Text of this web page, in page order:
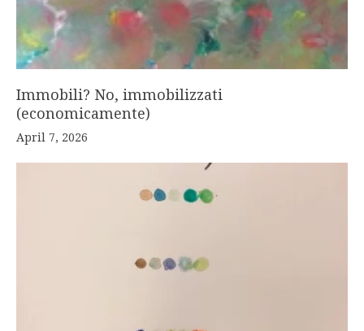
Immobili? No, immobilizzati
(economicamente)
April 7, 2026